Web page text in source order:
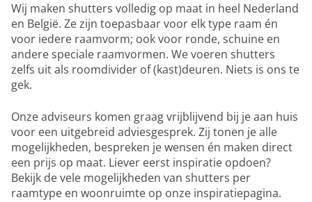
Wij maken shutters volledig op maat in heel Nederland
en België. Ze zijn toepasbaar voor elk type raam én
voor iedere raamvorm; ook voor ronde, schuine en
andere speciale raamvormen. We voeren shutters
zelfs uit als roomdivider of (kast)deuren. Niets is ons te
gek.
Onze adviseurs komen graag vrijblijvend bij je aan huis
voor een uitgebreid adviesgesprek. Zij tonen je alle
mogelijkheden, bespreken je wensen én maken direct
een prijs op maat. Liever eerst inspiratie opdoen?
Bekijk de vele mogelijkheden van shutters per
raamtype en woonruimte op onze inspiratiepagina.